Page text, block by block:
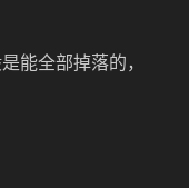
能全部掉落的，